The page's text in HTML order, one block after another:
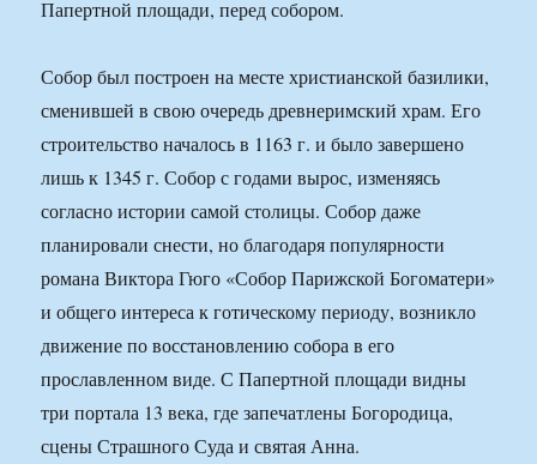
Папертной площади, перед собором.
Собор был построен на месте христианской базилики,
сменившей в свою очередь древнеримский храм. Его
строительство началось в 1163 г. и было завершено
лишь к 1345 г. Собор с годами вырос, изменяясь
согласно истории самой столицы. Собор даже
планировали снести, но благодаря популярности
романа Виктора Гюго «Собор Парижской Богоматери»
и общего интереса к готическому периоду, возникло
движение по восстановлению собора в его
прославленном виде. С Папертной площади видны
три портала 13 века, где запечатлены Богородица,
сцены Страшного Суда и святая Анна.